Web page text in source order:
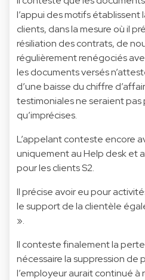
l’appui des motifs
clients, dans la mesure où il
résiliation des contrats, de
régulièrement renégociés
les documents versés
d’une baisse du chiffre
testimoniales ne seraient
qu’imprécises.
L’appelant conteste encore
uniquement au Help desk et
pour les clients S2.
Il précise avoir eu pour
le support de la clientèle
».
Il conteste finalement la
nécessaire la suppression de
l’employeur aurait continué